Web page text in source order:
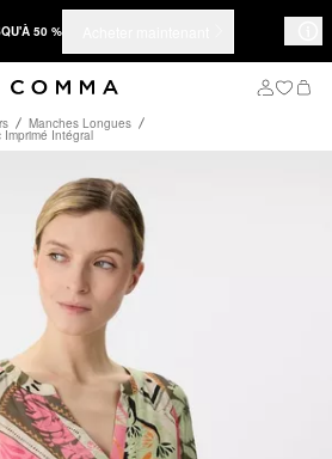
50 %
Manches Longues
Imprimé Intégral